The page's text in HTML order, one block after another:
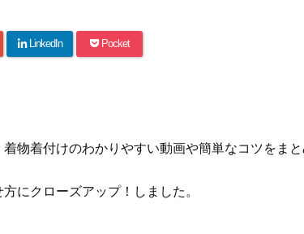
LinkedIn Pocket
物着付けのわかりやすい動画や簡単なコツをまと
にクローズアップ！しました。